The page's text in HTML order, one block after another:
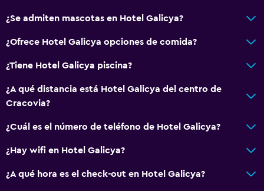
Restaurante
Nevera
La comida se puede entregar en el alojamiento
General
Sofá
¿Se admiten mascotas en Hotel Galicya?
¿Ofrece Hotel Galicya opciones de comida?
¿Tiene Hotel Galicya piscina?
¿A qué distancia está Hotel Galicya del centro de
Cracovia?
¿Cuál es el número de teléfono de Hotel Galicya?
¿Hay wifi en Hotel Galicya?
¿A qué hora es el check-out en Hotel Galicya?